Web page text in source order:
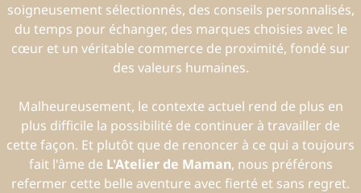
soigneusement sélectionnés, des conseils personnalisés,
du temps pour échanger, des marques choisies avec le
cœur et un véritable commerce de proximité, fondé sur
des valeurs humaines.
Malheureusement, le contexte actuel rend de plus en
plus difficile la possibilité de continuer à travailler de
cette façon. Et plutôt que de renoncer à ce qui a toujours
fait l'âme de L'Atelier de Maman, nous préférons
refermer cette belle aventure avec fierté et sans regret.